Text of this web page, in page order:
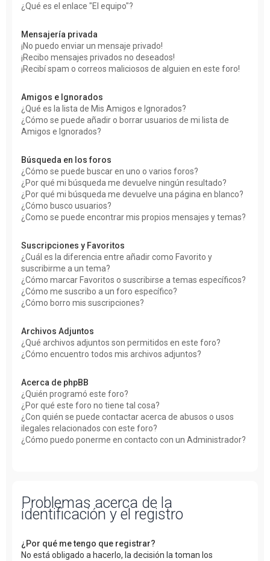
¿Qué es el enlace "El equipo"?
Mensajería privada
¡No puedo enviar un mensaje privado!
¡Recibo mensajes privados no deseados!
¡Recibí spam o correos maliciosos de alguien en este foro!
Amigos e Ignorados
¿Qué es la lista de Mis Amigos e Ignorados?
¿Cómo se puede añadir o borrar usuarios de mi lista de
Amigos e Ignorados?
Búsqueda en los foros
¿Cómo se puede buscar en uno o varios foros?
¿Por qué mi búsqueda me devuelve ningún resultado?
¿Por qué mi búsqueda me devuelve una página en blanco?
¿Cómo busco usuarios?
¿Como se puede encontrar mis propios mensajes y temas?
Suscripciones y Favoritos
¿Cuál es la diferencia entre añadir como Favorito y
suscribirme a un tema?
¿Cómo marcar Favoritos o suscribirse a temas específicos?
¿Cómo me suscribo a un foro específico?
¿Cómo borro mis suscripciones?
Archivos Adjuntos
¿Qué archivos adjuntos son permitidos en este foro?
¿Cómo encuentro todos mis archivos adjuntos?
Acerca de phpBB
¿Quién programó este foro?
¿Por qué este foro no tiene tal cosa?
¿Con quién se puede contactar acerca de abusos o usos
ilegales relacionados con este foro?
¿Cómo puedo ponerme en contacto con un Administrador?
Problemas acerca de la
identificación y el registro
¿Por qué me tengo que registrar?
No está obligado a hacerlo, la decisión la toman los